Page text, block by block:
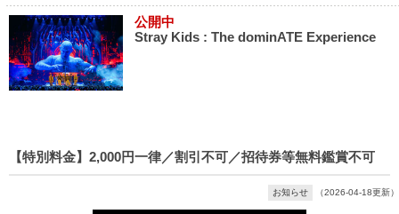
公開中
Stray Kids : The dominATE Experience
【特別料金】2,000円一律／割引不可／招待券等無料鑑賞不可
お知らせ （2026-04-18更新）